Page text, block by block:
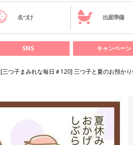
名づけ 出産準備
SNS キャンペーン
[三つ子まみれな毎日＃120] 三つ子と夏のお預か